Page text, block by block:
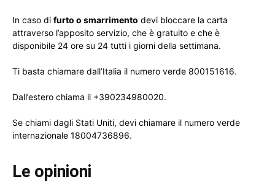
In caso di furto o smarrimento devi bloccare la carta
attraverso l’apposito servizio, che è gratuito e che è
disponibile 24 ore su 24 tutti i giorni della settimana.
Ti basta chiamare dall’Italia il numero verde 800151616.
Dall’estero chiama il +390234980020.
Se chiami dagli Stati Uniti, devi chiamare il numero verde
internazionale 18004736896.
Le opinioni